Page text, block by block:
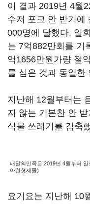
이 결과 2019년 4월
수저 포크 안 받기에
000명에 달했다. 일
는 7억882만회를 기
억1656만원가량 절
를 심은 것과 동일한
지난해 12월부터는
지 않는 기본찬 안
식물 쓰레기를 감축
배달의민족은 2019년 4월부터
아한형제들)
요기요는 지난해 10